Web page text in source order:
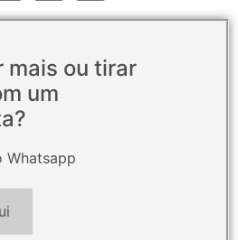
mais ou tirar
um
Whatsapp